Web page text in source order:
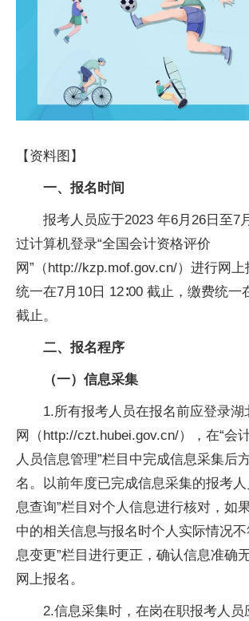
【资料图】
一、报名时间
报考人员应于2023 年6月26日至7
过计算机登录“全国会计资格评价
网”（http://kzp.mof.gov.cn/）进行网
统一在7月10日 12∶00 截止，缴费统一
截止。
二、报名程序
（一）信息采集
1.所有报考人员在报名前应登录湖
网（http://czt.hubei.gov.cn/），在“会
人员信息管理”栏目中完成信息采集后
名。以前年度已完成信息采集的报考
息查询”栏目对个人信息进行核对，如
中的相关信息与报名时个人实际情况
息变更”栏目进行更正，确认信息准确
网上报名。
2.信息采集时，在岗在职报考人员